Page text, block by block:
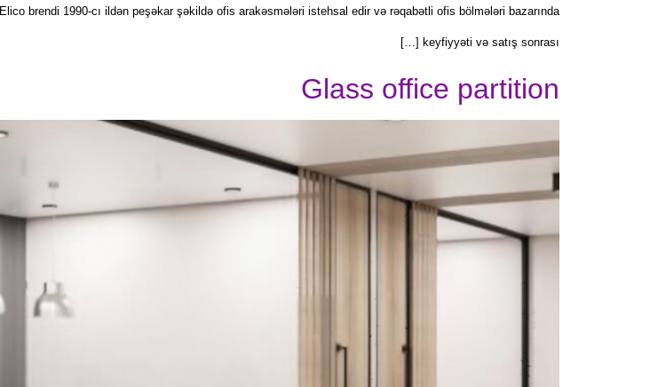
brendi 1990-cı ildən peşəkar şəkildə ofis arakəsmələri istehsal edir və rəqabətli ofis bölmələri bazarında
keyfiyyəti və satış sonrası […]
Glass office partition